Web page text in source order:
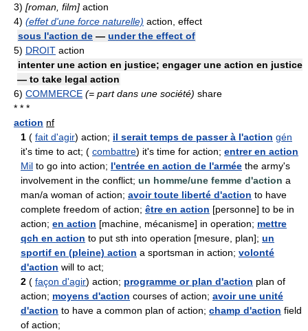
3) [roman, film] action
4) (effet d'une force naturelle) action, effect
sous l'action de — under the effect of
5) DROIT action
intenter une action en justice; engager une action en justice
— to take legal action
6) COMMERCE (= part dans une société) share
* * *
action nf
1 ( fait d'agir) action; il serait temps de passer à l'action gén
it's time to act; ( combattre) it's time for action; entrer en action
Mil to go into action; l'entrée en action de l'armée the army's
involvement in the conflict; un homme/une femme d'action a
man/a woman of action; avoir toute liberté d'action to have
complete freedom of action; être en action [personne] to be in
action; en action [machine, mécanisme] in operation; mettre
qch en action to put sth into operation [mesure, plan]; un
sportif en (pleine) action a sportsman in action; volonté
d'action will to act;
2 ( façon d'agir) action; programme or plan d'action plan of
action; moyens d'action courses of action; avoir une unité
d'action to have a common plan of action; champ d'action field
of action;